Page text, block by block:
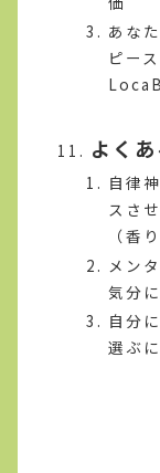
あな
ピー
よく
自律
スさ
（香
メン
気分
自分
選ぶ